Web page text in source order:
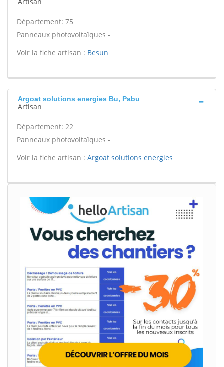
Département: 75
Panneaux photovoltaïques -
Voir la fiche artisan : Besun
Argoat solutions energies Bu, Pabu
Artisan
Département: 22
Panneaux photovoltaïques -
Voir la fiche artisan : Argoat solutions energies